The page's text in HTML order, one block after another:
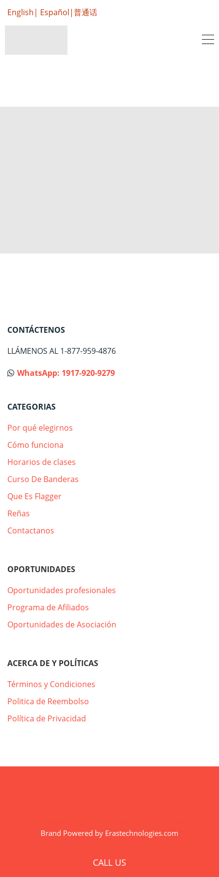
English| Español|普通话
CONTÁCTENOS
LLÁMENOS AL 1-877-959-4876
WhatsApp: 1917-920-9279
CATEGORIAS
Por qué elegirnos
Cómo funciona
Horarios de clases
Curso De Banderas
Que Es Flagger
Reñas
Contactanos
OPORTUNIDADES
Oportunidades profesionales
Programa de Afiliados
Oportunidades de Asociación
ACERCA DE Y POLÍTICAS
Términos y Condiciones
Politica de Reembolso
Política de Privacidad
Brand Powered by Erastechnologies.com
CALL US